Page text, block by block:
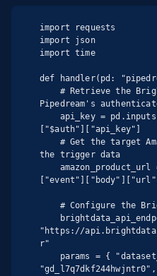
import requests
import json
import time
def handler(pd:
Pipedream's
["$auth"]["api_key"]
the trigger data
["event"]["body"]["url"]
"https://
r"